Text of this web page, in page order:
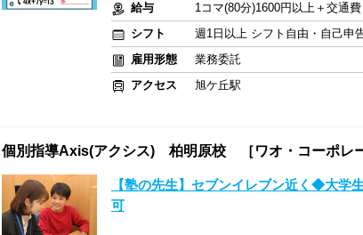
給与
1コマ(80分)1600円以上＋交通費
シフト
週1日以上 シフト自由・自己申
雇用形態
業務委託
アクセス
旭ケ丘駅
個別指導Axis(アクシス) 柏明原校 ［ワオ・コーポレー
【塾の先生】セブンイレブン近く◆大
可